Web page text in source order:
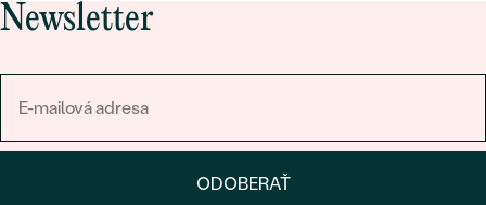
Newsletter
ODOBERAŤ